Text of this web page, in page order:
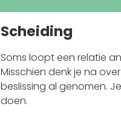
Scheiding
Soms loopt een relatie
Misschien denk je na
beslissing al genomen.
doen.